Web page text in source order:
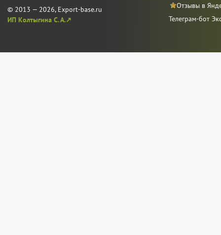
© 2013 — 2026, Export-base.ru
ИП Колтыгина С. А.↗
Отзывы в
Телеграм-бот